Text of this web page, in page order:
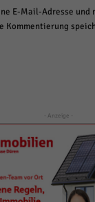
E-Mail-Adresse und
Kommentierung
- Anzeige -